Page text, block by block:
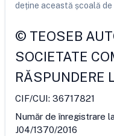
deține această școală de
© TEOSEB
SOCIETATE
RĂSPUNDERE
CIF/CUI: 36717821
Număr de înregistrare
J04/1370/2016